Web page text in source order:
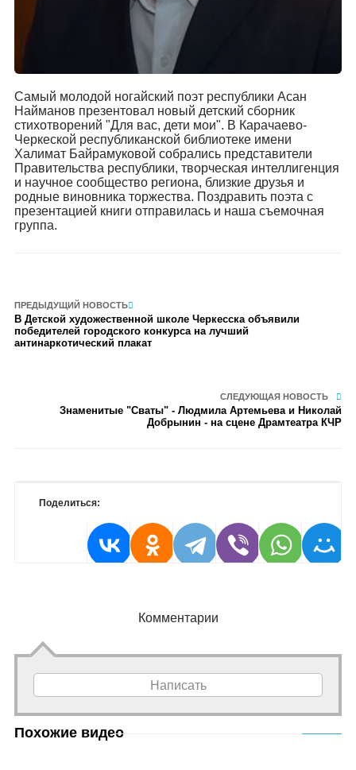
Самый молодой ногайский поэт республики Асан
Найманов презентовал новый детский сборник
стихотворений "Для вас, дети мои". В Карачаево-
Черкеской республиканской библиотеке имени
Халимат Байрамуковой собрались представители
Правительства республики, творческая интеллигенция
и научное сообщество региона, близкие друзья и
родные виновника торжества. Поздравить поэта с
презентацией книги отправилась и наша съемочная
группа.
ПРЕДЫДУЩИЙ НОВОСТЬ
В Детской художественной школе Черкесска объявили
победителей городского конкурса на лучший
антинаркотический плакат
СЛЕДУЮЩАЯ НОВОСТЬ
Знаменитые "Сваты" - Людмила Артемьева и Николай
Добрынин - на сцене Драмтеатра КЧР
Поделиться:
Комментарии
Написать
Похожие видео